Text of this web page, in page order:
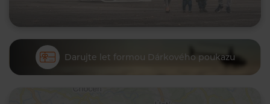
Darujte let formou Dárkového poukazu